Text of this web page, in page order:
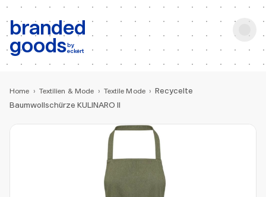
branded
goodsby
eckert
b: Produktsuche
Home › Textilien & Mode › Textile Mode › Recycelte
Baumwollschürze KULINARO II